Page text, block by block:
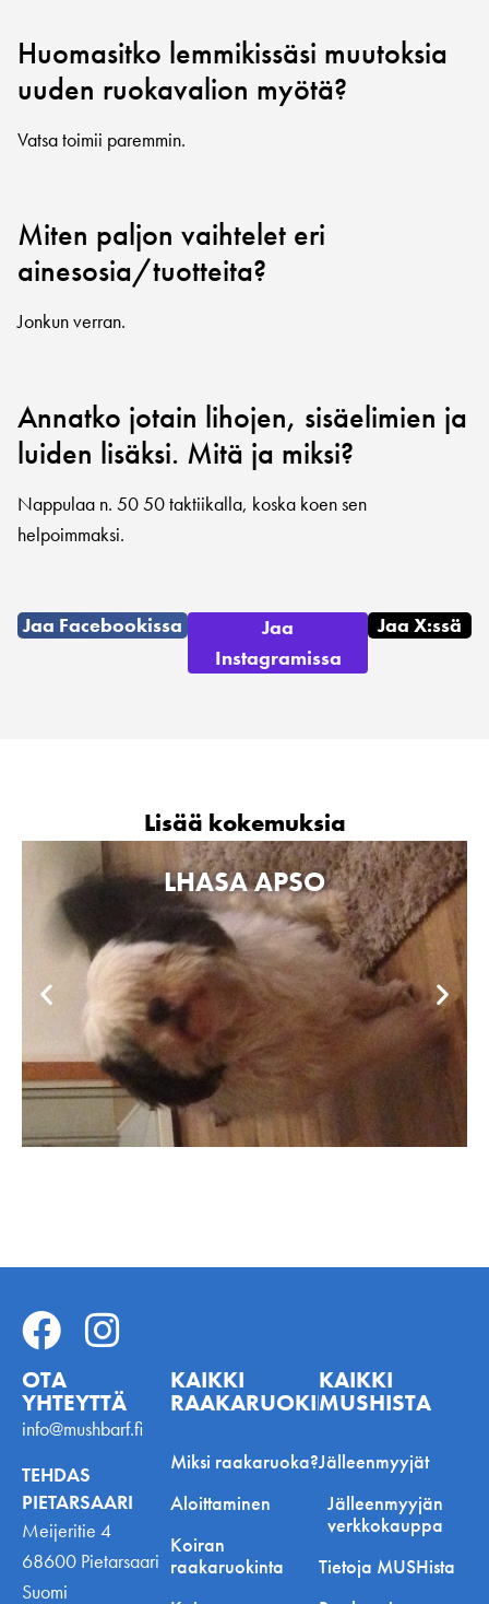
Huomasitko lemmikissäsi muutoksia
uuden ruokavalion myötä?
Vatsa toimii paremmin.
Miten paljon vaihtelet eri
ainesosia/tuotteita?
Jonkun verran.
Annatko jotain lihojen, sisäelimien ja
luiden lisäksi. Mitä ja miksi?
Nappulaa n. 50 50 taktiikalla, koska koen sen
helpoimmaksi.
Jaa Facebookissa
Jaa
Instagramissa
Jaa X:ssä
Lisää kokemuksia
LHASA APSO
OTA
YHTEYTTÄ
info@mushbarf.fi
TEHDAS
PIETARSAARI
Meijeritie 4
68600 Pietarsaari
Suomi
KAIKKI
RAAKARUOKINNASTA
Miksi raakaruoka?
Aloittaminen
Koiran
raakaruokinta
KAIKKI
MUSHISTA
Jälleenmyyjät
Jälleenmyyjän
verkkokauppa
Tietoja MUSHista